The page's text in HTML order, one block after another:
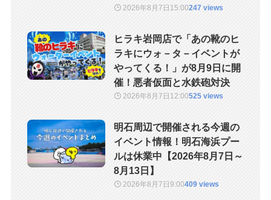
2026年8月7日 15:00247 views
ヒラキ岩岡店で「あの靴のヒ
ラキにウォ－タ－イベントが
やってくる！」が8月9日に開
催！悪者仮面と水鉄砲対決
2026年8月7日 12:00525 views
明石周辺で開催される今週の
イベント情報！明石海浜プー
ルは休業中【2026年8月7日～
8月13日】
2026年8月7日9:00409 views